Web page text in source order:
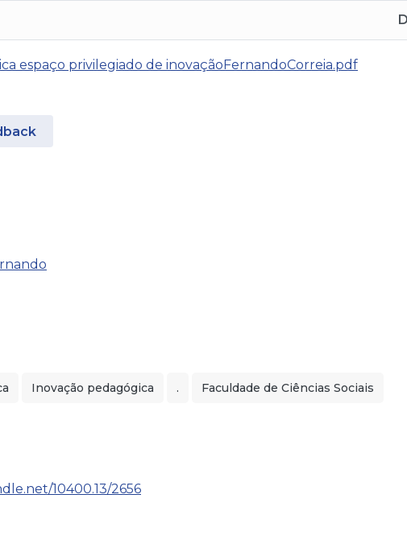
espaço privilegiado de inovaçãoFernandoCorreia.pdf
Inovação pedagógica . Faculdade de Ciências Sociais
10400.13/2656